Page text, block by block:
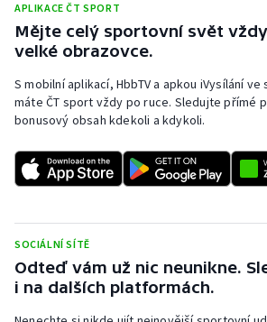
APLIKACE ČT SPORT
Mějte celý sportovní svět
velké obrazovce.
S mobilní aplikací, HbbTV a apkou iVysílání
máte ČT sport vždy po ruce. Sledujte přímé
bonusový obsah kdekoli a kdykoli.
SOCIÁLNÍ SÍTĚ
Odteď vám už nic neunikne.
i na dalších platformách.